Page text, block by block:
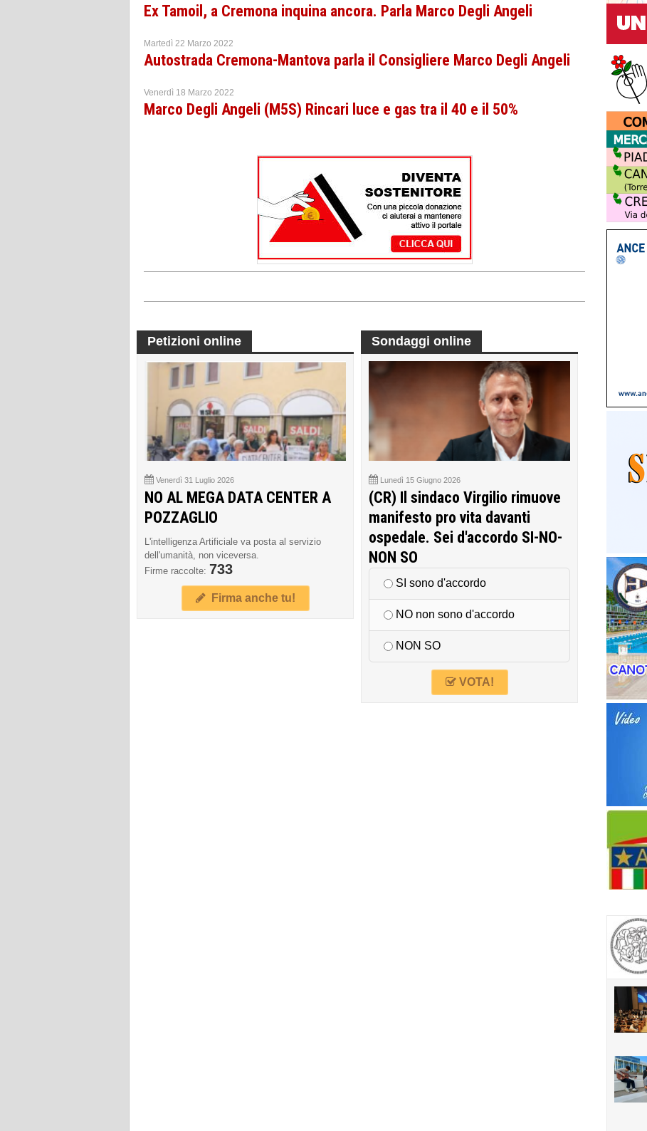
Ex Tamoil, a Cremona inquina ancora. Parla Marco Degli Angeli
Martedì 22 Marzo 2022
Autostrada Cremona-Mantova parla il Consigliere Marco Degli Angeli
Venerdì 18 Marzo 2022
Marco Degli Angeli (M5S) Rincari luce e gas tra il 40 e il 50%
Petizioni online
Venerdì 31 Luglio 2026
NO AL MEGA DATA CENTER A
POZZAGLIO
L'intelligenza Artificiale va posta al servizio
dell'umanità, non viceversa.
Firme raccolte: 733
Firma anche tu!
Sondaggi online
Lunedì 15 Giugno 2026
(CR) Il sindaco Virgilio rimuove
manifesto pro vita davanti
ospedale. Sei d'accordo SI-NO-
NON SO
SI sono d'accordo
NO non sono d'accordo
NON SO
VOTA!